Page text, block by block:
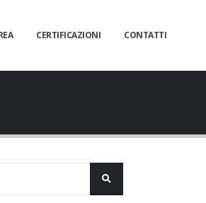
CERTIFICAZIONI CONTATTI